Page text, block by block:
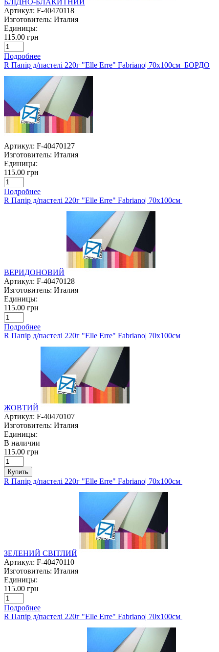
Артикул: F-40470118
Изготовитель: Италия
Единицы:
115.00 грн
Подробнее
R Папір д/пастелі 220г "Elle Erre" Fabriano| 70х100см БОРДО
Артикул: F-40470127
Изготовитель: Италия
Единицы:
115.00 грн
Подробнее
R Папір д/пастелі 220г "Elle Erre" Fabriano| 70х100см
ВЕРИДОНОВИЙ
Артикул: F-40470128
Изготовитель: Италия
Единицы:
115.00 грн
Подробнее
R Папір д/пастелі 220г "Elle Erre" Fabriano| 70х100см
ЖОВТИЙ
Артикул: F-40470107
Изготовитель: Италия
Единицы:
В наличии
115.00 грн
Купить
R Папір д/пастелі 220г "Elle Erre" Fabriano| 70х100см
ЗЕЛЕНИЙ СВІТЛИЙ
Артикул: F-40470110
Изготовитель: Италия
Единицы:
115.00 грн
Подробнее
R Папір д/пастелі 220г "Elle Erre" Fabriano| 70х100см